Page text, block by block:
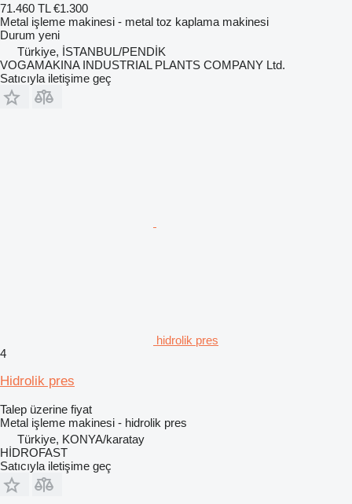
71.460 TL €1.300
Metal işleme makinesi - metal toz kaplama makinesi
Durum yeni
Türkiye, İSTANBUL/PENDİK
VOGAMAKINA INDUSTRIAL PLANTS COMPANY Ltd.
Satıcıyla iletişime geç
hidrolik pres
4
Hidrolik pres
Talep üzerine fiyat
Metal işleme makinesi - hidrolik pres
Türkiye, KONYA/karatay
HİDROFAST
Satıcıyla iletişime geç